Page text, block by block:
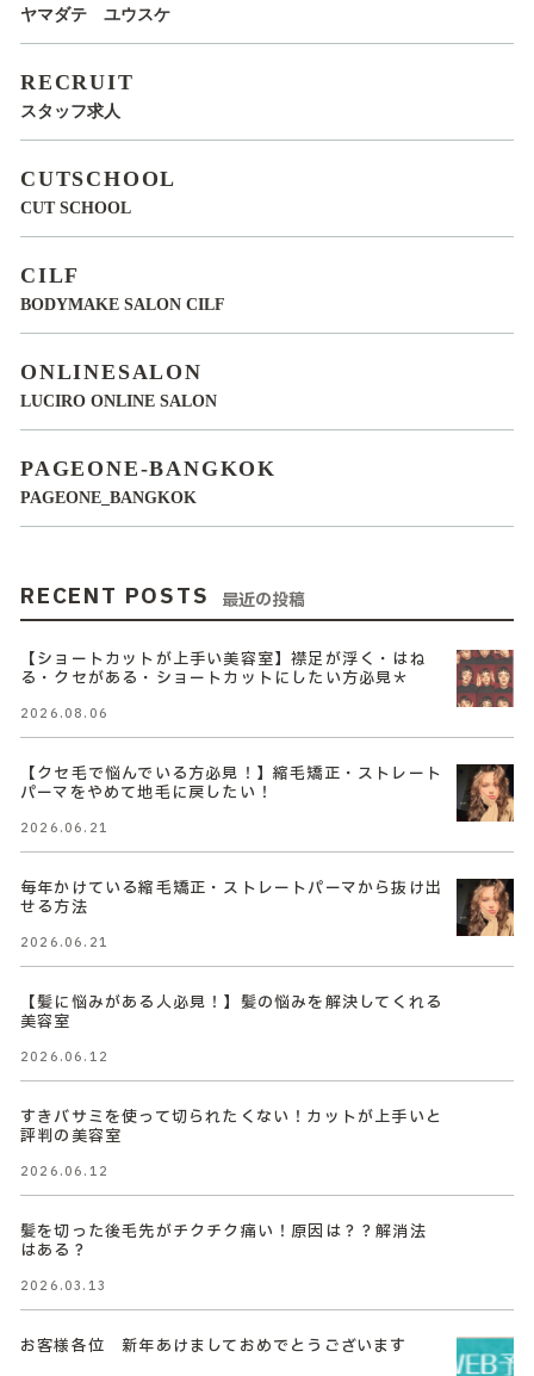
ヤマダテ ユウスケ
RECRUIT
スタッフ求人
CUTSCHOOL
CUT SCHOOL
CILF
BODYMAKE SALON CILF
ONLINESALON
LUCIRO ONLINE SALON
PAGEONE-BANGKOK
PAGEONE_BANGKOK
RECENT POSTS 最近の投稿
【ショートカットが上手い美容室】襟足が浮く・はね
る・クセがある・ショートカットにしたい方必見＊
2026.08.06
【クセ毛で悩んでいる方必見！】縮毛矯正・ストレート
パーマをやめて地毛に戻したい！
2026.06.21
毎年かけている縮毛矯正・ストレートパーマから抜け出
せる方法
2026.06.21
【髪に悩みがある人必見！】髪の悩みを解決してくれる
美容室
2026.06.12
すきバサミを使って切られたくない！カットが上手いと
評判の美容室
2026.06.12
髪を切った後毛先がチクチク痛い！原因は？？解消法
はある？
2026.03.13
お客様各位 新年あけましておめでとうございます